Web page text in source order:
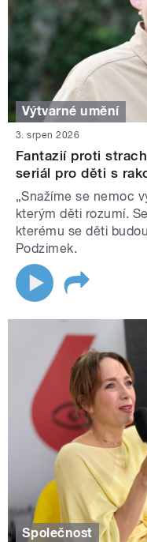
Výtvarné umění
3. srpen 2026
Fantazií proti
seriál pro děti s
„Snažíme se nemoc
kterým děti rozumí.
kterému se děti
Podzimek.
Společnost